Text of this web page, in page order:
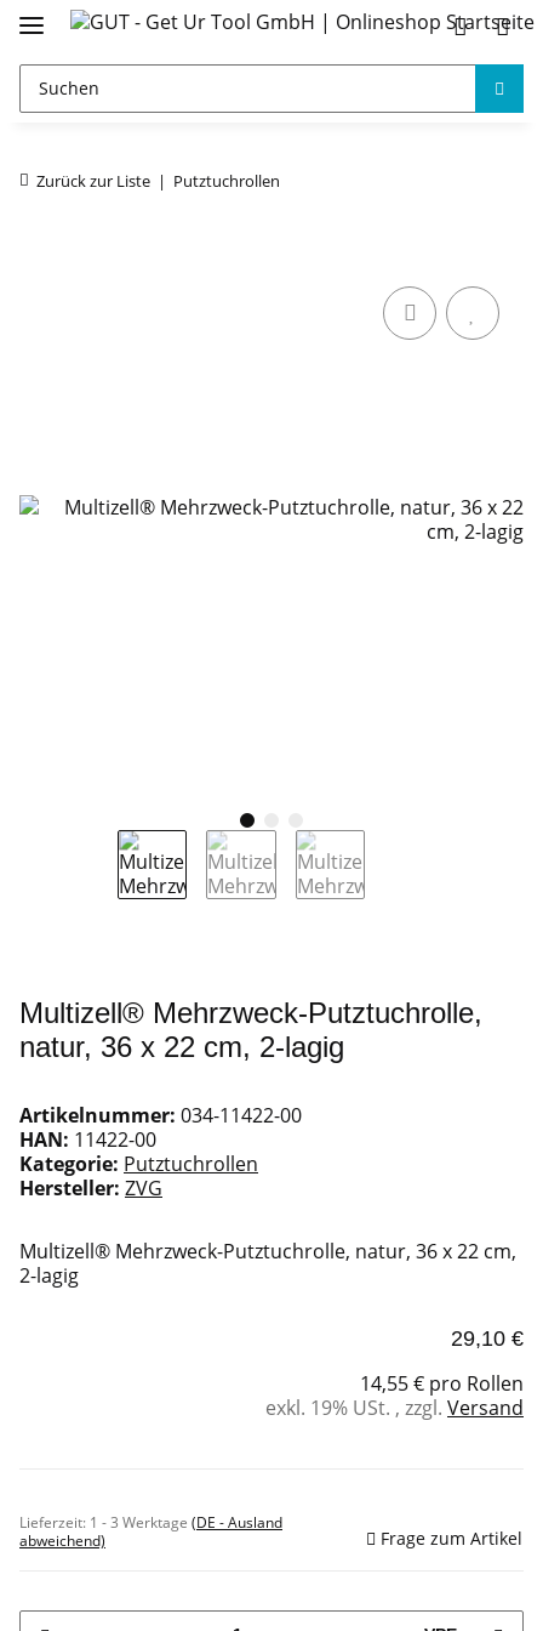
Zurück zur Liste Putztuchrollen
Multizell® Mehrzweck-Putztuchrolle,
natur, 36 x 22 cm, 2-lagig
Artikelnummer: 034-11422-00
HAN: 11422-00
Kategorie: Putztuchrollen
Hersteller: ZVG
Multizell® Mehrzweck-Putztuchrolle, natur, 36 x 22 cm,
2-lagig
29,10 €
14,55 € pro Rollen
exkl. 19% USt. , zzgl. Versand
Lieferzeit: 1 - 3 Werktage (DE - Ausland
abweichend)
Frage zum Artikel